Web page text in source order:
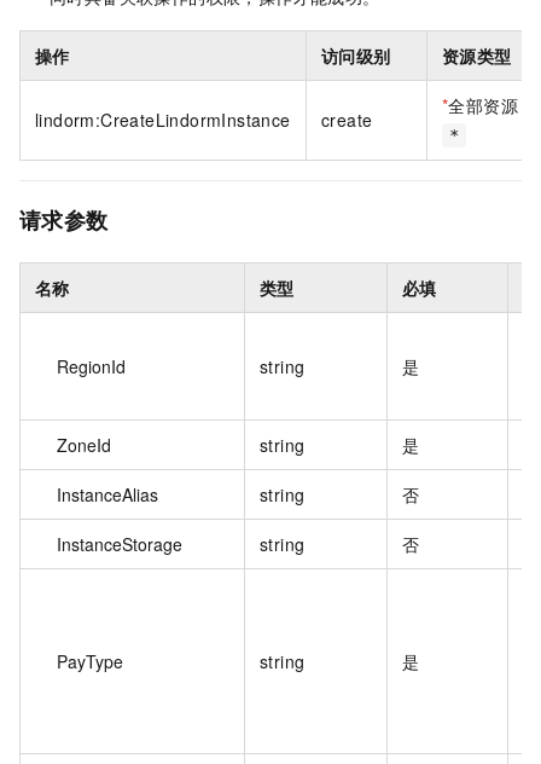
操作 访问级别 资源类型
lindorm:CreateLindormInstance create
*全部资源
*
请求参数
名称 类型 必填
RegionId string 是
ZoneId string 是
InstanceAlias string 否
InstanceStorage string 否
PayType string 是